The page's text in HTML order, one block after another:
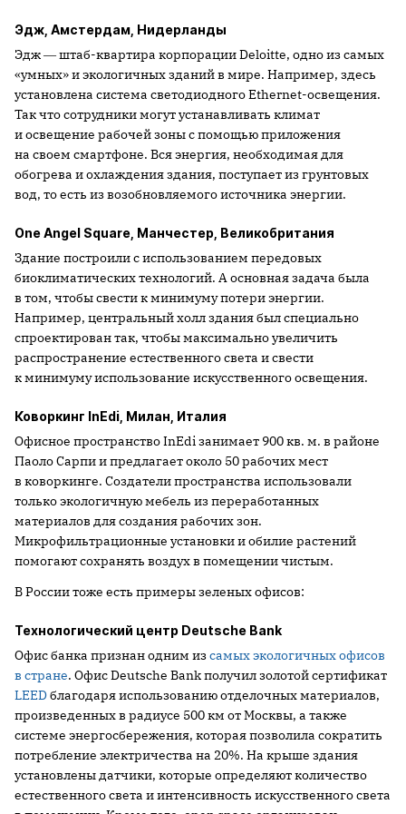
Эдж, Амстердам, Нидерланды
Эдж ― штаб-квартира корпорации Deloitte, одно из самых
«умных» и экологичных зданий в мире. Например, здесь
установлена система светодиодного Ethernet-освещения.
Так что сотрудники могут устанавливать климат
и освещение рабочей зоны с помощью приложения
на своем смартфоне. Вся энергия, необходимая для
обогрева и охлаждения здания, поступает из грунтовых
вод, то есть из возобновляемого источника энергии.
One Angel Square, Манчестер, Великобритания
Здание построили с использованием передовых
биоклиматических технологий. А основная задача была
в том, чтобы свести к минимуму потери энергии.
Например, центральный холл здания был специально
спроектирован так, чтобы максимально увеличить
распространение естественного света и свести
к минимуму использование искусственного освещения.
Коворкинг InEdi, Милан, Италия
Офисное пространство InEdi занимает 900 кв. м. в районе
Паоло Сарпи и предлагает около 50 рабочих мест
в коворкинге. Создатели пространства использовали
только экологичную мебель из переработанных
материалов для создания рабочих зон.
Микрофильтрационные установки и обилие растений
помогают сохранять воздух в помещении чистым.
В России тоже есть примеры зеленых офисов:
Технологический центр Deutsche Bank
Офис банка признан одним изсамых экологичных офисов
в стране. Офис Deutsche Bank получил золотой сертификат
LEEDблагодаря использованию отделочных материалов,
произведенных в радиусе 500 км от Москвы, а также
системе энергосбережения, которая позволила сократить
потребление электричества на 20%. На крыше здания
установлены датчики, которые определяют количество
естественного света и интенсивность искусственного света